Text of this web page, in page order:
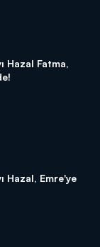
Hazal Fatma,
Hazal, Emre'ye